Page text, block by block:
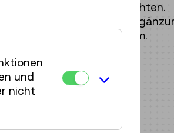
Augen betrachten.
Naturhistorischen Museum.
(Hauptverlag)
und
nicht